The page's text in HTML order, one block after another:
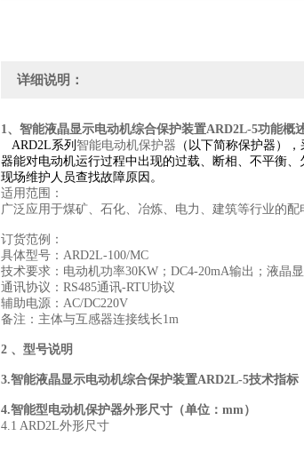
详细说明：
1、 智能液晶显示电动机综合保护装置ARD2L-5功能概
ARD2L系列 智能电动机保护器 （以下简称保护器）
器能对电动机运行过程中出现的过载、断相、不平衡
现场维护人员查找故障原因。
适用范围：
广泛应用于煤矿、石化、冶炼、电力、建筑等行业的配
订货范例：
具体型号：ARD2L-100/MC
技术要求：电动机功率30KW；DC4-20mA输出；液晶显
通讯协议：RS485通讯-RTU协议
辅助电源：AC/DC220V
备注：主体与互感器连接线长1m
2 、 型号说明
3.智能液晶显示电动机综合保护装置ARD2L-5技术指标
4.智能型电动机保护器外形尺寸（单位：mm）
4.1 ARD2L外形尺寸